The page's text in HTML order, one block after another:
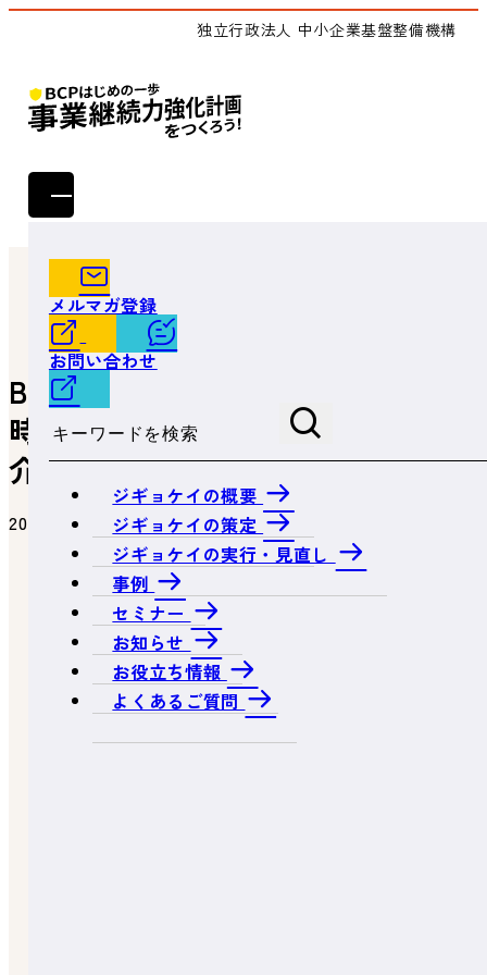
独立行政法人 中小企業基盤整備機構
メルマガ登録
お問い合わせ
サイト内検索
ジギョケイの概要
ジギョケイの策定
ジギョケイの実行・見直し
事例
セミナー
お知らせ
お役立ち情報
よくあるご質問
トップ
お役立ち情報
BCP策定のメリットまとめ。平時にもある意外なメリット
も紹介
BCP策定のメリットまとめ。平
時にもある意外なメリットも紹
介
2023.02.01
経営課題×BCP